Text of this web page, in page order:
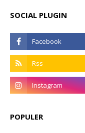
SOCIAL PLUGIN
POPULER